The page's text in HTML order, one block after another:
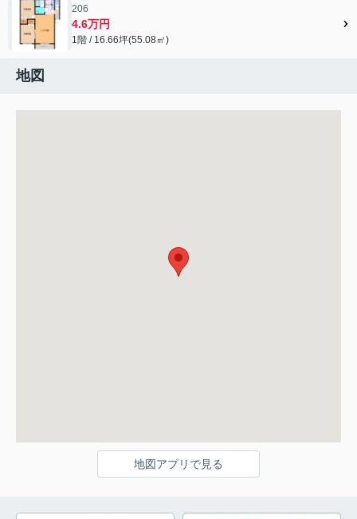
206
4.6万円
1階 / 16.66坪(55.08㎡)
地図
地図アプリで見る